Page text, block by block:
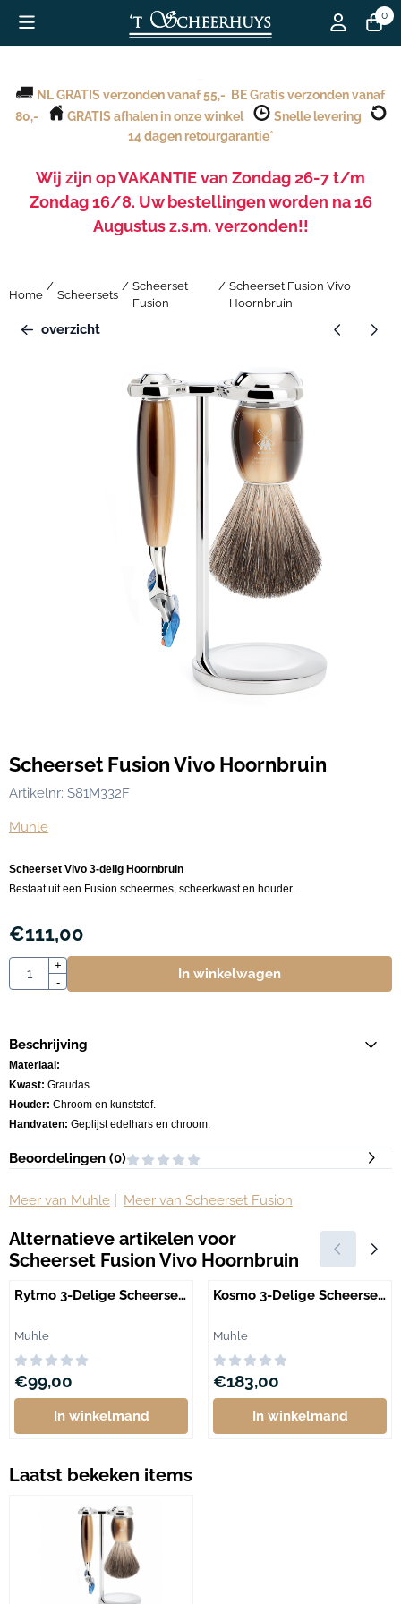
Cookievoorkeuren zijn beschikbaar. Kies instellingen of sta alle0
..
NL GRATIS verzonden vanaf 55,- BE Gratis verzonden vanaf
80,-
GRATIS afhalen in onze winkel
Snelle levering
14 dagen retourgarantie*
Wij zijn op VAKANTIE van Zondag 26-7 t/m
Zondag 16/8. Uw bestellingen worden na 16
Augustus z.s.m. verzonden!!
Home
/
Scheersets
/ Scheerset
Fusion
/ Scheerset Fusion Vivo
Hoornbruin
overzicht
Scheerset Fusion Vivo Hoornbruin
Artikelnr: S81M332F
Muhle
Scheerset Vivo 3-delig Hoornbruin
Bestaat uit een Fusion scheermes, scheerkwast en houder.
€111,00
Aantal
+
-
In winkelwagen
Beschrijving
Materiaal:
Kwast: Graudas.
Houder: Chroom en kunststof.
Handvaten: Geplijst edelhars en chroom.
Beoordelingen (0)
Meer van Muhle Meer van Scheerset Fusion
Alternatieve artikelen voor
Scheerset Fusion Vivo Hoornbruin
Rytmo 3-Delige Scheerset
Merk:
Muhle
Prijs: 99,00
€99,00
In winkelmand
Kosmo 3-Delige Scheerset
Merk:
Muhle
Prijs: 183,00
€183,00
In winkelmand
Laatst bekeken items